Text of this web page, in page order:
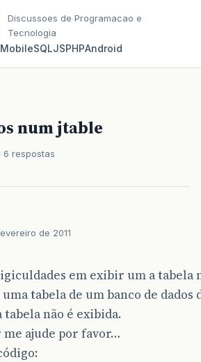
Discussoes de Programacao e
Tecnologia
MobileSQLJSPHPAndroid
num jtable
6 respostas
de 2011
em exibir um a tabela
tabela de um banco de
tabela não é exibida.
me ajude por favor…